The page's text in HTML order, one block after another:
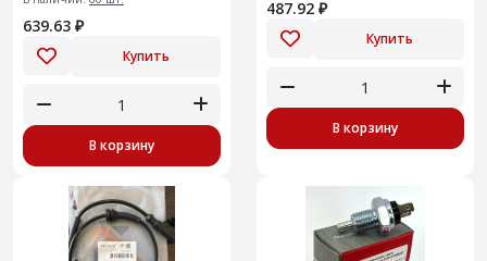
639.63 ₽
Купить
В корзину
487.92 ₽
Купить
В корзину